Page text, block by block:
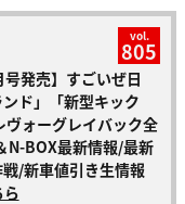
vol.
805
号発売】すごいぜ日
ド」「新型キック
ヴォーグレイバック全
N-BOX最新情報/最新
/新車値引き生情報